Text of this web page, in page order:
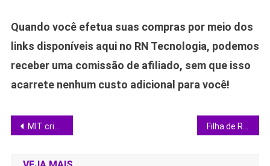
Quando você efetua suas compras por meio dos
links disponíveis aqui no RN Tecnologia, podemos
receber uma comissão de afiliado, sem que isso
acarrete nenhum custo adicional para você!
Navegação
de
MIT cria liga de alumínio impressa em 3D cinco vezes mais resistente que a tradicional